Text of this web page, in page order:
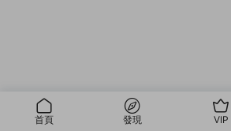
首頁 發現 VIP